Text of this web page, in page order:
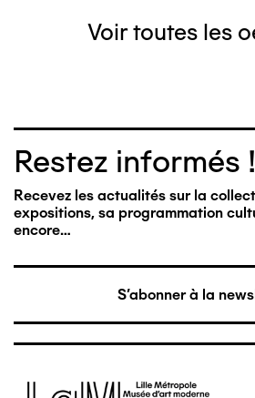
Voir toutes les
Restez informés !
Recevez les actualités sur la
expositions, sa programmation
encore…
S'abonner à la
Image